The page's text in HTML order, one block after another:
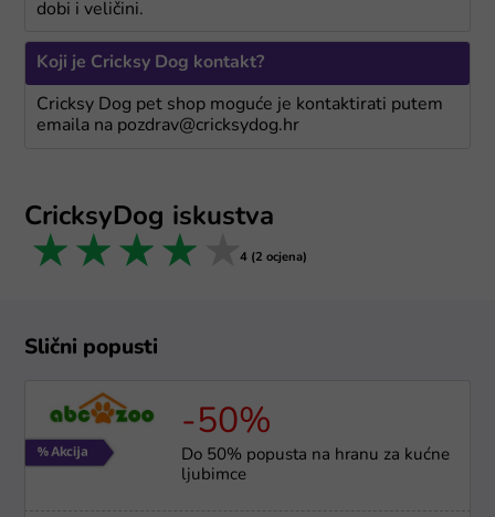
dobi i veličini.
Koji je Cricksy Dog kontakt?
Cricksy Dog pet shop moguće je kontaktirati putem
emaila na pozdrav@cricksydog.hr
CricksyDog iskustva
5 stars
4 stars
3 stars
2 stars
1 star 4 (2 ocjena)
Slični popusti
-50%
Do 50% popusta na hranu za kućne
ljubimce